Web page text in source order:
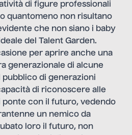
di figure professionali
quantomeno non risultano
che non siano i baby
del Talent Garden.
per aprire anche una
generazionale di alcune
di generazioni
di riconoscere alle
con il futuro, vedendo
un nemico da
loro il futuro, non